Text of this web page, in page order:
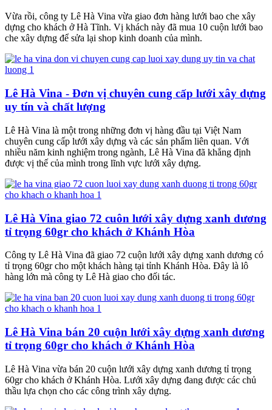
Vừa rồi, công ty Lê Hà Vina vừa giao đơn hàng lưới bao che xây
dựng cho khách ở Hà Tĩnh. Vị khách này đã mua 10 cuộn lưới bao
che xây dựng để sửa lại shop kinh doanh của mình.
Lê Hà Vina - Đơn vị chuyên cung cấp lưới xây dựng
uy tín và chất lượng
Lê Hà Vina là một trong những đơn vị hàng đầu tại Việt Nam
chuyên cung cấp lưới xây dựng và các sản phẩm liên quan. Với
nhiều năm kinh nghiệm trong ngành, Lê Hà Vina đã khẳng định
được vị thế của mình trong lĩnh vực lưới xây dựng.
Lê Hà Vina giao 72 cuôn lưới xây dựng xanh dương
tỉ trọng 60gr cho khách ở Khánh Hòa
Công ty Lê Hà Vina đã giao 72 cuộn lưới xây dựng xanh dương có
tỉ trọng 60gr cho một khách hàng tại tỉnh Khánh Hòa. Đây là lô
hàng lớn mà công ty Lê Hà giao cho đối tác.
Lê Hà Vina bán 20 cuộn lưới xây dựng xanh dương
tỉ trọng 60gr cho khách ở Khánh Hòa
Lê Hà Vina vừa bán 20 cuộn lưới xây dựng xanh dương tỉ trọng
60gr cho khách ở Khánh Hòa. Lưới xây dựng đang được các chủ
thầu lựa chọn cho các công trình xây dựng.